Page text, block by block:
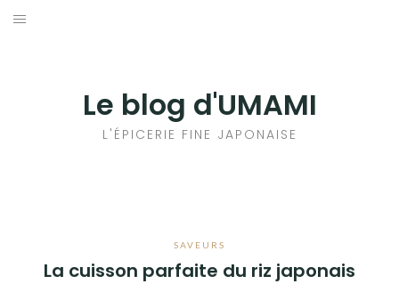
Aller
Le blog d'UMAMI
L'ÉPICERIE FINE JAPONAISE
SAVEURS
La cuisson parfaite du riz japonais